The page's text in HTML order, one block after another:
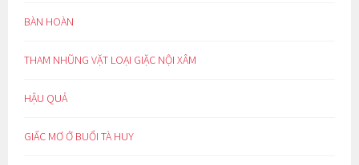
BÀN HOÀN
THAM NHŨNG VẶT LOẠI GIẶC NỘI XÂM
HẬU QUẢ
GIẤC MƠ Ở BUỔI TÀ HUY